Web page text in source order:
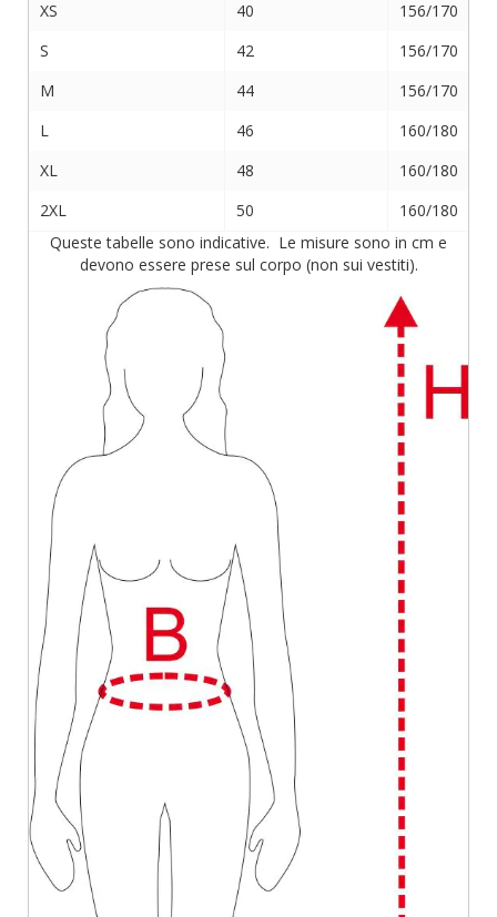
XS 40
156/170
S
42
156/170
M
44
156/170
L
46
160/180
XL
48
160/180
2XL
50
160/180
Queste tabelle sono indicative. Le misure sono in cm e
devono essere prese sul corpo (non sui vestiti).